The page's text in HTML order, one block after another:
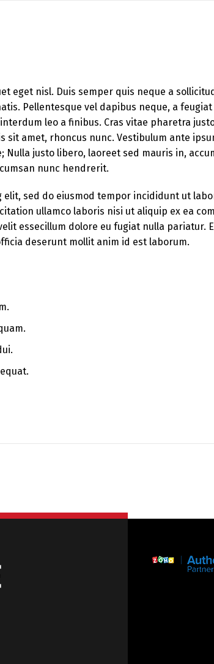
eget nisl. Duis semper quis neque a
Pellentesque vel dapibus neque, a feugiat
leo a finibus. Cras vitae pharetra
sit amet, rhoncus nunc. Vestibulum ante
Nulla justo libero, laoreet sed mauris in,
nunc hendrerit.
sed do eiusmod tempor incididunt ut
ullamco laboris nisi ut aliquip ex ea
essecillum dolore eu fugiat nulla pariatur.
deserunt mollit anim id est laborum.